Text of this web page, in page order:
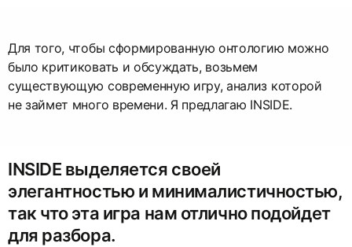
Для того, чтобы сформированную онтологию можно
было критиковать и обсуждать, возьмем
существующую современную игру, анализ которой
не займет много времени. Я предлагаю INSIDE.
INSIDE выделяется своей
элегантностью и минималистичностью,
так что эта игра нам отлично подойдет
для разбора.